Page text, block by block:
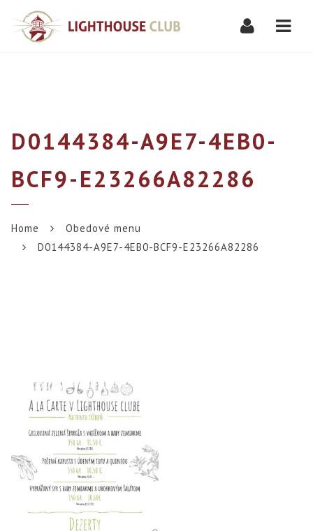
D0144384-A9E7-4EB0-
BCF9-E23266A82286
Home
Obedové menu
D0144384-A9E7-4EB0-BCF9-E23266A82286